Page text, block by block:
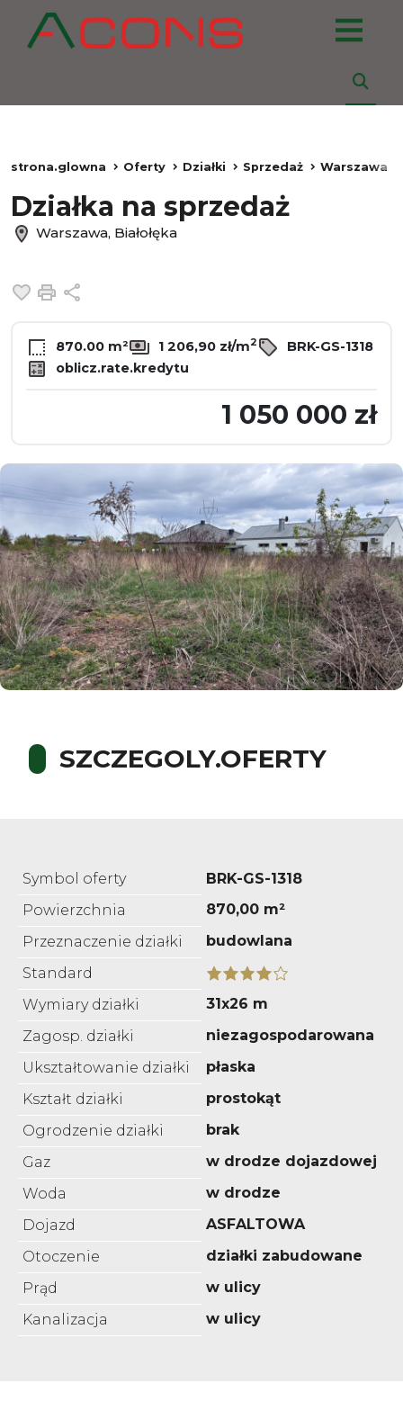
strona.glowna Oferty Działki Sprzedaż Warszawa
Działka na sprzedaż
Warszawa, Białołęka
Dodaj do ulubionych
Drukuj
870.00 m² 1 206,90 zł/m2
BRK-GS-1318
oblicz.rate.kredytu
1 050 000 zł
SZCZEGOLY.OFERTY
Symbol oferty
BRK-GS-1318
Powierzchnia
870,00 m²
Przeznaczenie działki
budowlana
Standard
Wymiary działki
31x26 m
Zagosp. działki
niezagospodarowana
Ukształtowanie działki
płaska
Kształt działki
prostokąt
Ogrodzenie działki
brak
Gaz
w drodze dojazdowej
Woda
w drodze
Dojazd
ASFALTOWA
Otoczenie
działki zabudowane
Prąd
w ulicy
Kanalizacja
w ulicy